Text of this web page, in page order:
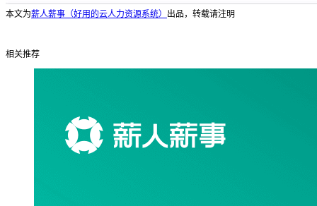
本文为薪人薪事（好用的云人力资源系统） 出品，转载请注明
相关推荐